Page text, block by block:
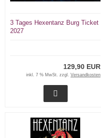
3 Tages Hexentanz Burg Ticket
2027
129,90 EUR
inkl. 7 % MwSt. zzgl. Versandkosten